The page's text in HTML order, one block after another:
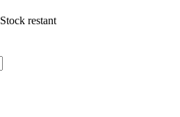
Stock restant